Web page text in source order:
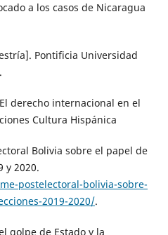
a los casos de Nicaragua
Pontificia Universidad
derecho internacional en el
Cultura Hispánica
Bolivia sobre el papel de
y 2020.
postelectoral-bolivia-sobre-
2019-2020/.
golpe de Estado y la